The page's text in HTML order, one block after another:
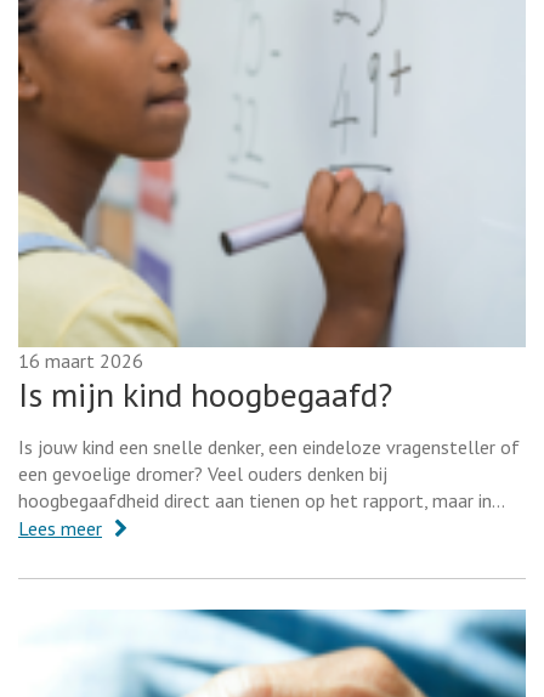
Is mijn kind hoogbegaafd?
16 maart 2026
Is jouw kind een snelle denker, een eindeloze vragensteller of
een gevoelige dromer? Veel ouders denken bij
hoogbegaafdheid direct aan tienen op het rapport, maar in…
Lees meer